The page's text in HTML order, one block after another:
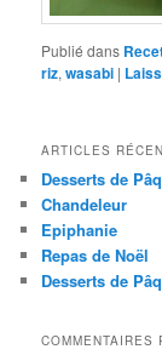
Publié dans
riz,wasabi |
ARTICLES
Desserts de
Chandeleur
Epiphanie
Repas de Noël
Desserts de
COMMENTAIRES